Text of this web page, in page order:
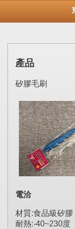
產品
矽膠毛刷
電洽
材質:食品級矽膠
耐熱:-40~230度